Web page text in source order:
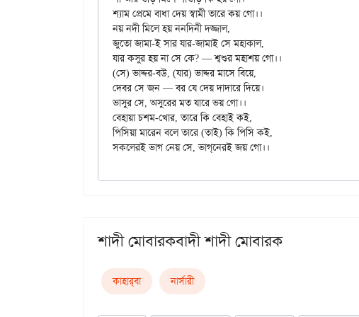
শ্যাম প্রেমে বাধা দেয় স্বামী তারে কয় গো।।
নয় নদী মিলে হয় ননদিনী দজ্জাল,
জুতো জামা-ই সার যার-জামাই সে মহাকাল,
যার কসুর হয় না সে কে? — শ্বশুর মহাশয় গো।।
(সে) ভাদ্দর-বউ, (যার) ভাদ্দর মাসে বিয়ে,
দেবর সে জন — বর যে দেয় দাদারে দিয়ে।
ভাসুর সে, অসুরের মত যারে ভয় গো।।
বেহায়া চশম-খোর, তারে কি বেহাই কই,
পিসিয়া মারেন বলে তারে (তাই) কি পিসি কই,
শাদী মোবারকবাদী শাদী মোবারক
কাহার্‌বা নার্সারী